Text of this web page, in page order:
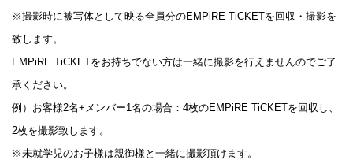
※撮影時に被写体として映る全員分のEMPiRE TiCKETを回収・撮影を
致します。
EMPiRE TiCKETをお持ちでない方は一緒に撮影を行えませんのでご了
承ください。
例）お客様2名+メンバー1名の場合：4枚のEMPiRE TiCKETを回収し、
2枚を撮影致します。
※未就学児のお子様は親御様と一緒に撮影頂けます。